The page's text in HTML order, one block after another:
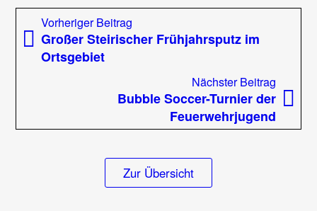
Wild“
–
Das
Summen
darf
Beitragsnavigation
Vorheriger Beitrag
Beitrag:
Großer Steirischer Frühjahrsputz im
Ortsgebiet
Nächster Beitrag
Bubble Soccer-Turnier der
Feuerwehrjugend
Zur Übersicht